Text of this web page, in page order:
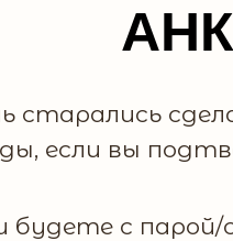
старались
если вы
будете с